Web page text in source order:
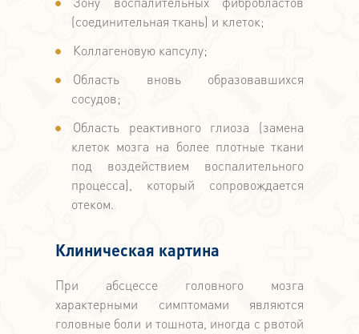
(соединительная ткань) и клеток;
Коллагеновую капсулу;
Область вновь образовавшихся
сосудов;
Область реактивного глиоза (замена
клеток мозга на более плотные ткани
под воздействием воспалительного
процесса), который сопровождается
отеком.
Клиническая картина
При абсцессе головного мозга
характерными симптомами являются
головные боли и тошнота, иногда с рвотой